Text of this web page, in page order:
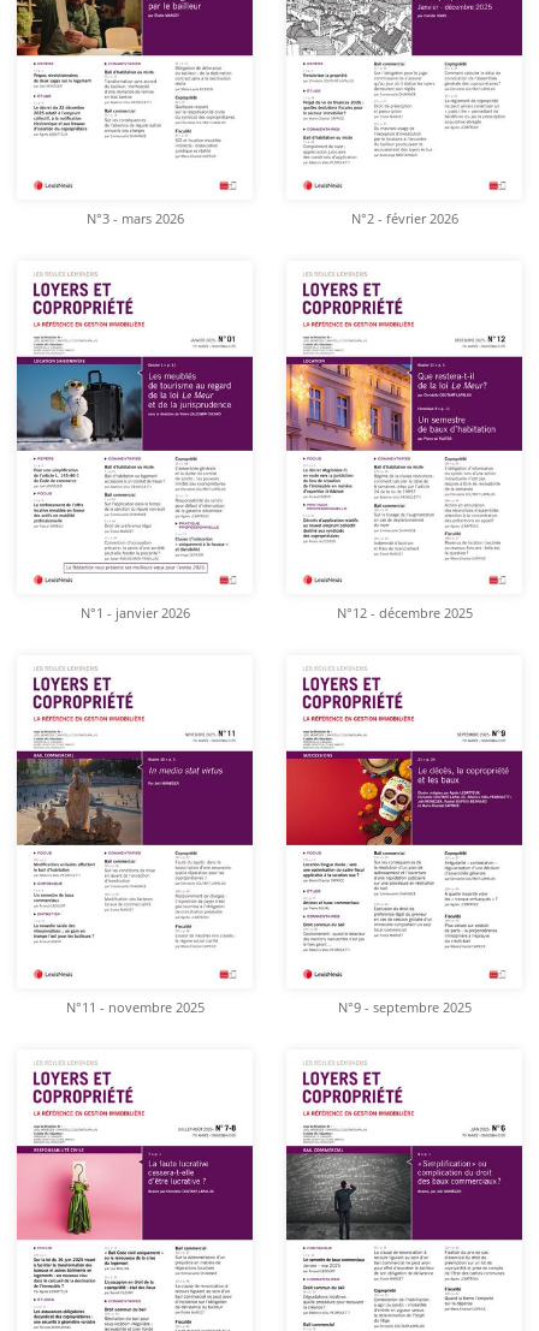
N°3 - mars 2026 N°2 - février 2026
N°1 - janvier 2026 N°12 - décembre 2025
N°11 - novembre 2025 N°9 - septembre 2025